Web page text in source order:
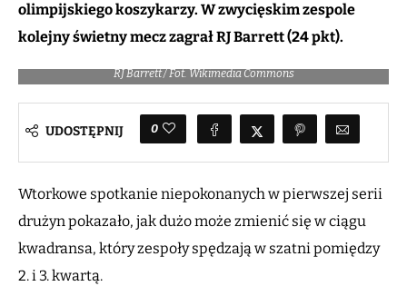
olimpijskiego koszykarzy. W zwycięskim zespole
kolejny świetny mecz zagrał RJ Barrett (24 pkt).
RJ Barrett / Fot. Wikimedia Commons
UDOSTĘPNIJ 0
Wtorkowe spotkanie niepokonanych w pierwszej serii
drużyn pokazało, jak dużo może zmienić się w ciągu
kwadransa, który zespoły spędzają w szatni pomiędzy
2. i 3. kwartą.